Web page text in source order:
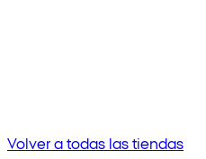
Volver a todas las tiendas